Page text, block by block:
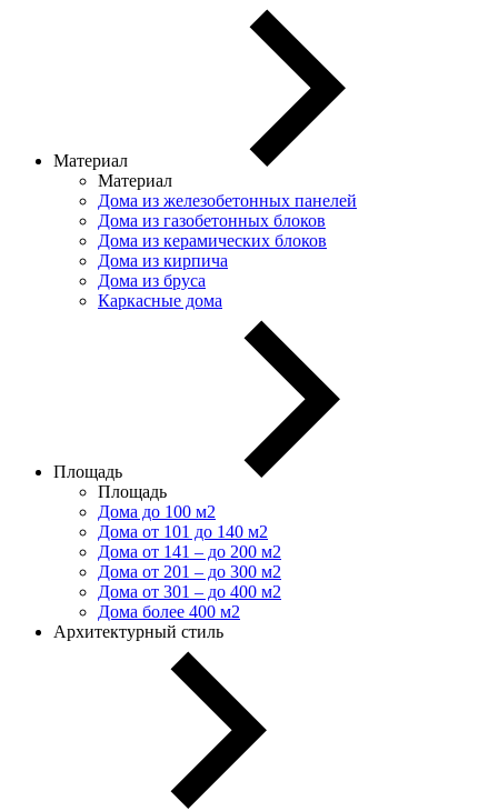
Материал
Материал
Дома из железобетонных панелей
Дома из газобетонных блоков
Дома из керамических блоков
Дома из кирпича
Дома из бруса
Каркасные дома
Площадь
Площадь
Дома до 100 м2
Дома от 101 до 140 м2
Дома от 141 – до 200 м2
Дома от 201 – до 300 м2
Дома от 301 – до 400 м2
Дома более 400 м2
Архитектурный стиль